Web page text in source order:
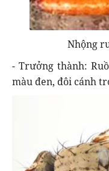
Nhộng
- Trưởng thành:
màu đen, đôi cánh